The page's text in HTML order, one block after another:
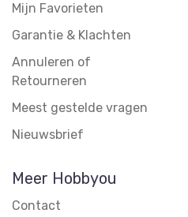
Mijn Favorieten
Garantie & Klachten
Annuleren of
Retourneren
Meest gestelde vragen
Nieuwsbrief
Meer Hobbyou
Contact